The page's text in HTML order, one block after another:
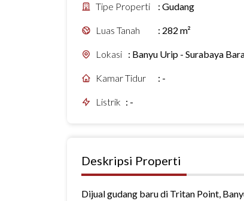
Tipe Properti : Gudang
Luas Tanah : 282 m²
Lokasi : Banyu Urip - Surabaya
Kamar Tidur : -
Listrik : -
Deskripsi Properti
Dijual gudang baru di Tritan Point,